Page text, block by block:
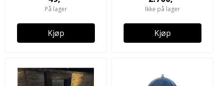
På lager
Kjøp
Ikke på lager
Kjøp